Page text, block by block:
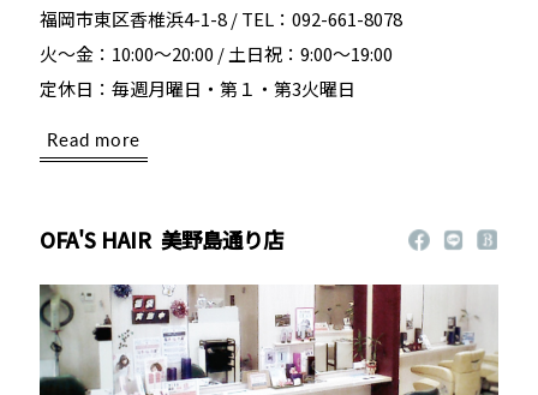
福岡市東区香椎浜4-1-8 / TEL：092-661-8078
火～金：10:00～20:00 / 土日祝：9:00～19:00
定休日：毎週月曜日・第１・第3火曜日
Read more
OFA'S HAIR 美野島通り店